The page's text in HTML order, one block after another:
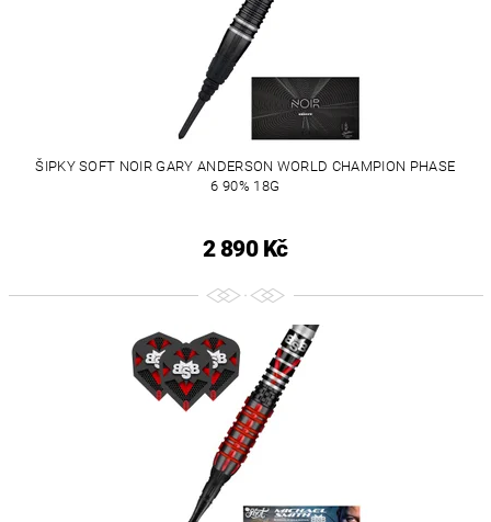
ŠIPKY SOFT NOIR GARY ANDERSON WORLD CHAMPION PHASE
6 90% 18G
2 890 Kč